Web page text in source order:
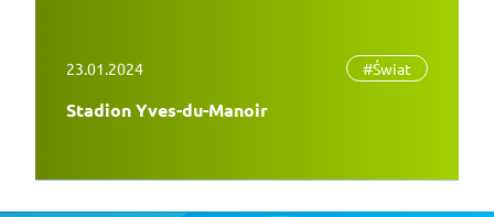
23.01.2024 #Świat
Stadion Yves-du-Manoir